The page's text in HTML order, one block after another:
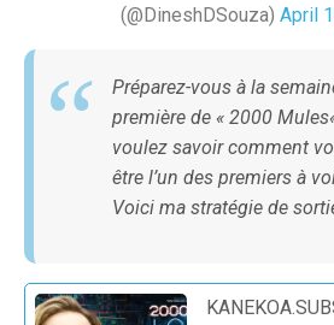
(@DineshDSouza) April
Préparez-vous à la
première de « 2000 Mules
voulez savoir comment
être l’un des premiers à
Voici ma stratégie de